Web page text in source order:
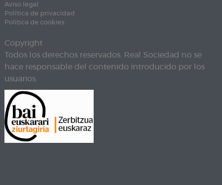
Aviso legal
Política de privacidad
Política de cookies
Copyright
Todos los derechos reservados. Real Sociedad no se
hace responsable del contenido introducido por los
usuarios.